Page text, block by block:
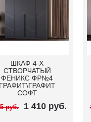
ШКАФ 4-X
CТВОРЧАТЫЙ
ФР№4 белый\
белый софт
руб. 1 410 руб.